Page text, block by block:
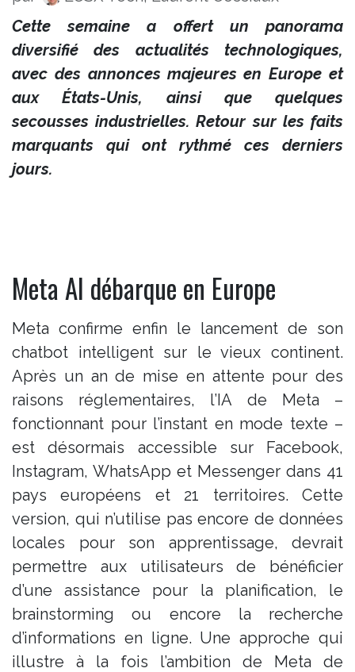
Cette semaine a offert un panorama
diversifié des actualités technologiques,
avec des annonces majeures en Europe et
aux États-Unis, ainsi que quelques
secousses industrielles. Retour sur les faits
marquants qui ont rythmé ces derniers
jours.
Meta AI débarque en Europe
Meta confirme enfin le lancement de son
chatbot intelligent sur le vieux continent.
Après un an de mise en attente pour des
raisons réglementaires, l’IA de Meta –
fonctionnant pour l’instant en mode texte –
est désormais accessible sur Facebook,
Instagram, WhatsApp et Messenger dans 41
pays européens et 21 territoires. Cette
version, qui n’utilise pas encore de données
locales pour son apprentissage, devrait
permettre aux utilisateurs de bénéficier
d’une assistance pour la planification, le
brainstorming ou encore la recherche
d’informations en ligne. Une approche qui
illustre à la fois l’ambition de Meta de